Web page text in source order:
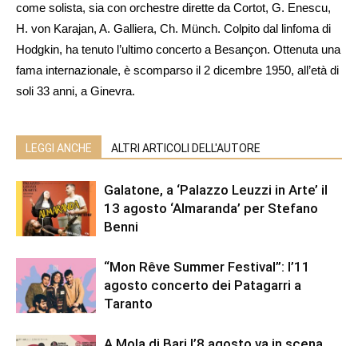
come solista, sia con orchestre dirette da Cortot, G. Enescu,
H. von Karajan, A. Galliera, Ch. Münch. Colpito dal linfoma di
Hodgkin, ha tenuto l’ultimo concerto a Besançon. Ottenuta una
fama internazionale, è scomparso il 2 dicembre 1950, all’età di
soli 33 anni, a Ginevra.
LEGGI ANCHE ALTRI ARTICOLI DELL'AUTORE
Galatone, a ‘Palazzo Leuzzi in Arte’ il
13 agosto ‘Almaranda’ per Stefano
Benni
“Mon Rêve Summer Festival”: l’11
agosto concerto dei Patagarri a
Taranto